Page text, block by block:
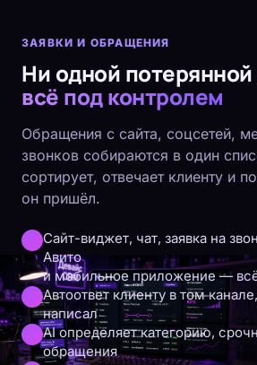
ЗАЯВКИ И ОБРАЩЕНИЯ
Ни одной потерянной
всё под контролем
Обращения с сайта, соцсетей,
звонков собираются в один
сортирует, отвечает клиенту и
он пришёл.
Сайт-виджет, чат, заявка на
Авито
и мобильное приложение —
Автоответ клиенту в том
написал
AI определяет категорию,
обращения